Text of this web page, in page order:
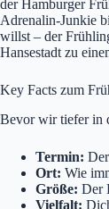
der Hamburger
Adrenalin-Junkie
willst – der
Hansestadt zu
Key Facts zum
Bevor wir tiefer in
Termin:
Ort: Wie
Größe: Der
Vielfalt: